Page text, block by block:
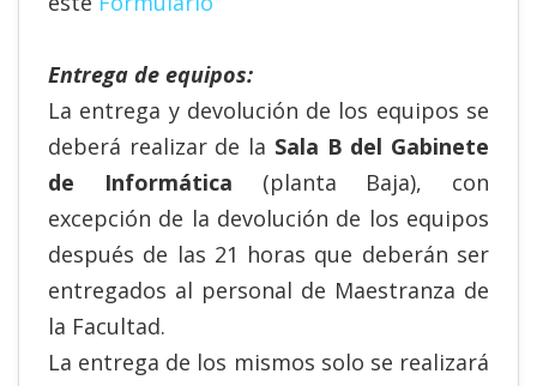
Entrega de equipos:
La entrega y devolución de los equipos se
deberá realizar de la Sala B del Gabinete
de Informática (planta Baja), con
excepción de la devolución de los equipos
después de las 21 horas que deberán ser
entregados al personal de Maestranza de
la Facultad.
La entrega de los mismos solo se realizará